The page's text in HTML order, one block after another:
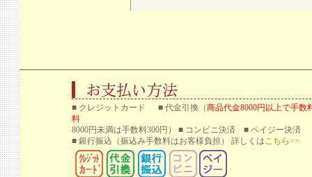
■ クレジットカード ■ 代金引換（商品代金8000円以上で手数
料
8000円未満は手数料300円） ■ コンビニ決済 ■ ペイジー決済
■ 銀行振込 （振込み手数料はお客様負担） 詳しくはこちら>>